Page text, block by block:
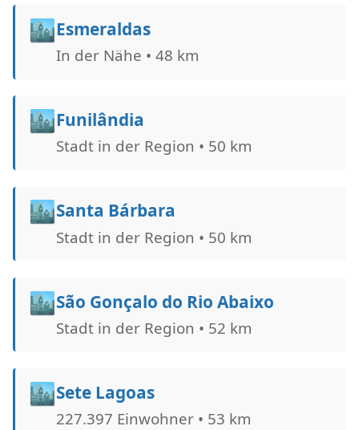
🏙️Esmeraldas
In der Nähe • 48 km
🏙️Funilândia
Stadt in der Region • 50 km
🏙️Santa Bárbara
Stadt in der Region • 50 km
🏙️São Gonçalo do Rio Abaixo
Stadt in der Region • 52 km
🏙️Sete Lagoas
227.397 Einwohner • 53 km